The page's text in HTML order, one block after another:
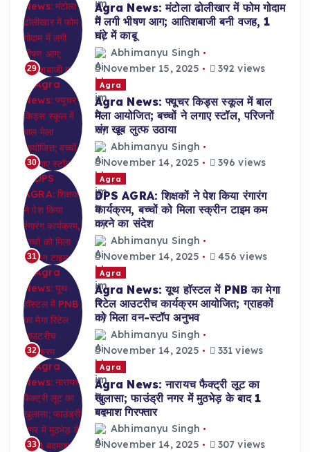
29
Agra News: मंटोला ढोलीखार में फोम गोदाम
में लगी भीषण आग; आतिशबाजी बनी वजह, 1
घंटे में काबू
Abhimanyu Singh
November 15, 2025
392 views
30
Agra
Agra News: फ्यूचर किड्स स्कूल में बाल
मेला आयोजित; बच्चों ने लगाए स्टॉल, परिजनों
संग खूब लुत्फ उठाया
Abhimanyu Singh
November 14, 2025
396 views
31
Agra
DPS AGRA: शिक्षकों ने पेश किया रंगारंग
कार्यक्रम, बच्चों को मिला स्क्रीन टाइम कम
करने का संदेश
Abhimanyu Singh
November 14, 2025
456 views
32
Agra
Agra News: यूथ हॉस्टल में PNB का मेगा
रिटेल आउटरीच कार्यक्रम आयोजित; ग्राहकों
को मिला वन-स्टॉप अनुभव
Abhimanyu Singh
November 14, 2025
331 views
33
Agra
Agra News: नारायच फैक्ट्री लूट का
खुलासा; फाउंड्री नगर में मुठभेड़ के बाद 1
बदमाश गिरफ्तार
Abhimanyu Singh
November 14, 2025
307 views